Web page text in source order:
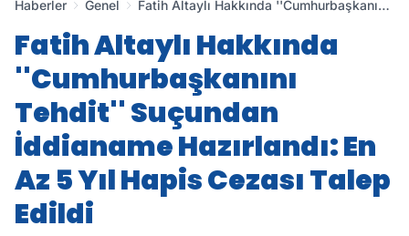
Haberler Genel
Fatih Altaylı Hakkında ''Cumhurbaşkanını
En Az 5 Yıl Hapis Cezası Talep Edildi
Fatih Altaylı Hakkında
''Cumhurbaşkanını
Tehdit'' Suçundan
İddianame Hazırlandı: En
Az 5 Yıl Hapis Cezası Talep
Edildi